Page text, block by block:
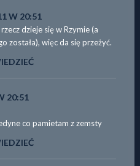
W 20:51
dzieje się w Rzymie (a
została), więc da się przeżyć.
20:51
co pamietam z zemsty